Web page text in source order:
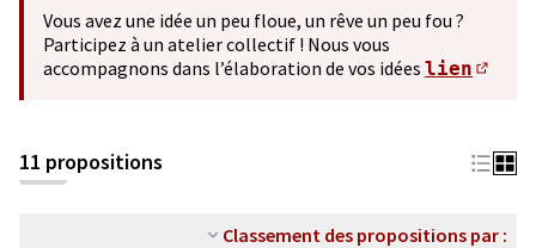
Vous avez une idée un peu floue, un rêve un peu fou ?
Participez à un atelier collectif ! Nous vous
accompagnons dans l’élaboration de vos idées lien
11 propositions
Classement des propositions par :